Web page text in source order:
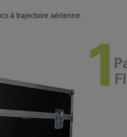
à trajectoire aérienne.